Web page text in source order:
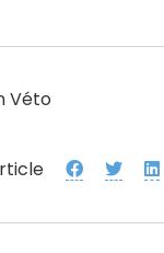
Véto